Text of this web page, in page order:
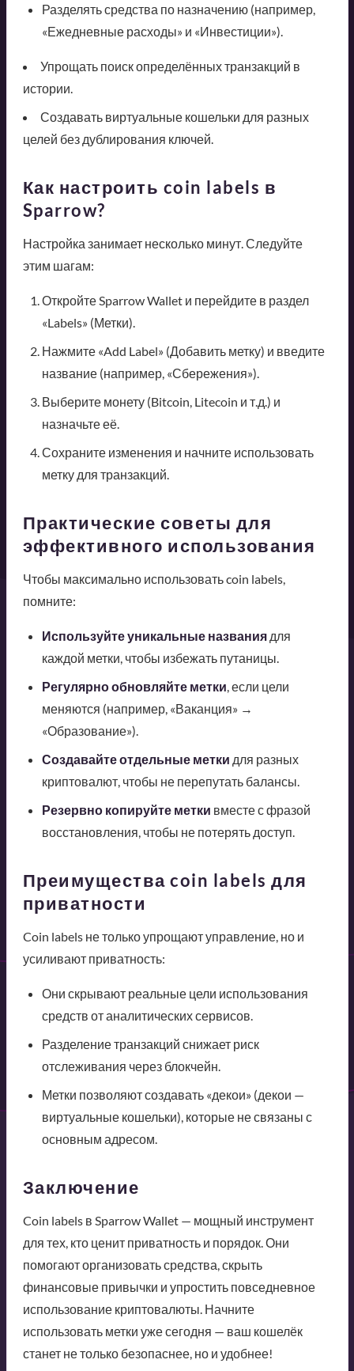
Разделять средства по назначению (например,
«Ежедневные расходы» и «Инвестиции»).
Упрощать поиск определённых транзакций в
истории.
Создавать виртуальные кошельки для разных
целей без дублирования ключей.
Как настроить coin labels в
Sparrow?
Настройка занимает несколько минут. Следуйте
этим шагам:
Откройте Sparrow Wallet и перейдите в раздел
«Labels» (Метки).
Нажмите «Add Label» (Добавить метку) и введите
название (например, «Сбережения»).
Выберите монету (Bitcoin, Litecoin и т.д.) и
назначьте её.
Сохраните изменения и начните использовать
метку для транзакций.
Практические советы для
эффективного использования
Чтобы максимально использовать coin labels,
помните:
Используйте уникальные названиядля
каждой метки, чтобы избежать путаницы.
Регулярно обновляйте метки, если цели
меняются (например, «Ваканция» →
«Образование»).
Создавайте отдельные метки для разных
криптовалют, чтобы не перепутать балансы.
Резервно копируйте метки вместе с фразой
восстановления, чтобы не потерять доступ.
Преимущества coin labels для
приватности
Coin labels не только упрощают управление, но и
усиливают приватность:
Они скрывают реальные цели использования
средств от аналитических сервисов.
Разделение транзакций снижает риск
отслеживания через блокчейн.
Метки позволяют создавать «декои» (декои —
виртуальные кошельки), которые не связаны с
основным адресом.
Заключение
Coin labels в Sparrow Wallet — мощный инструмент
для тех, кто ценит приватность и порядок. Они
помогают организовать средства, скрыть
финансовые привычки и упростить повседневное
использование криптовалюты. Начните
использовать метки уже сегодня — ваш кошелёк
станет не только безопаснее, но и удобнее!